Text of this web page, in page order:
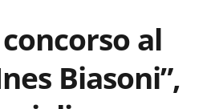
al
Biasoni”,